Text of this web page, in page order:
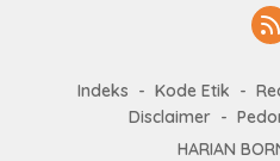
Indeks Kode Etik
Disclaimer
HARIAN